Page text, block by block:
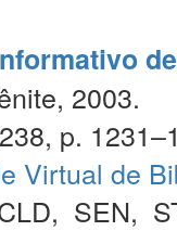
2003.
p.
Virtual de
, SEN,